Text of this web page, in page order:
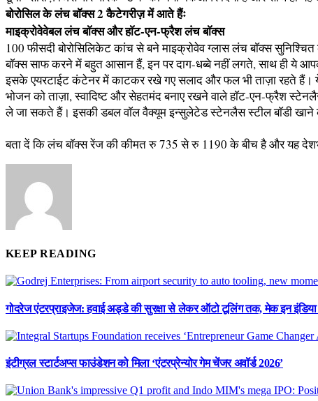
बोरोसिल के लंच बाॅक्स 2 कैटेगरीज़ में आते हैंः
माइक्रोवेवेबल लंच बाॅक्स और हाॅट-एन-फ्रैश लंच बाॅक्स
100 फीसदी बोरोसिलिकेट कांच से बने माइक्रोवेव ग्लास लंच बाॅक्स
बाॅक्स साफ करने में बहुत आसान हैं, इन पर दाग-धब्बे नहीं लगते, साथ ही ये
इसके एयरटाईट कंटेनर में काटकर रखे गए सलाद और फल भी ताज़ा रहते हैं।
भोजन को ताज़ा, स्वादिष्ट और सेहतमंद बनाए रखने वाले हाॅट-एन-फ्रैश
ले जा सकते हैं। इसकी डबल वाॅल वैक्यूम इन्सुलेटेड स्टेनलैस स्टील बाॅडी
बता दें कि लंच बाॅक्स रेंज की कीमत रु 735 से रु 1190 के बीच है और यह
KEEP READING
गोदरेज एंटरप्राइजेज: हवाई अड्डे की सुरक्षा से लेकर ऑटो टूलिंग तक, मेक इन इंडिया
इंटीग्रल स्टार्टअप्स फाउंडेशन को मिला ‘एंटरप्रेन्योर गेम चेंजर अवॉर्ड 2026’